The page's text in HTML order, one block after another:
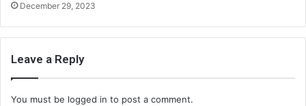
December 29, 2023
Leave a Reply
You must be logged in to post a comment.